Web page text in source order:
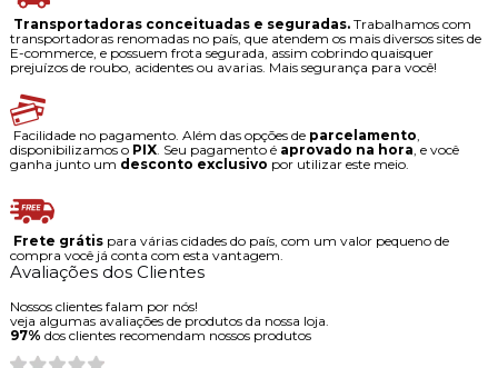
Transportadoras conceituadas e seguradas.Trabalhamos com
transportadoras renomadas no país, que atendem os mais diversos sites de
E-commerce, e possuem frota segurada, assim cobrindo quaisquer
prejuízos de roubo, acidentes ou avarias. Mais segurança para você!
Facilidade no pagamento. Além das opções de parcelamento
disponibilizamos o PIX. Seu pagamento é aprovado na hora , e você
ganha junto um desconto exclusivo por utilizar este meio.
Frete grátispara várias cidades do país, com um valor pequeno de
compra você já conta com esta vantagem.
Avaliações dos Clientes
Nossos clientes falam por nós!
veja algumas avaliações de produtos da nossa loja.
97% dos clientes recomendam nossos produtos